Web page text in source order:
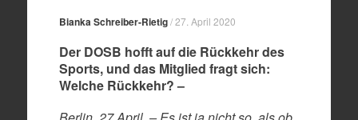
Bianka Schreiber-Rietig/27. April 2020
Der DOSB hofft auf die Rückkehr des
Sports, und das Mitglied fragt sich:
Welche Rückkehr? –